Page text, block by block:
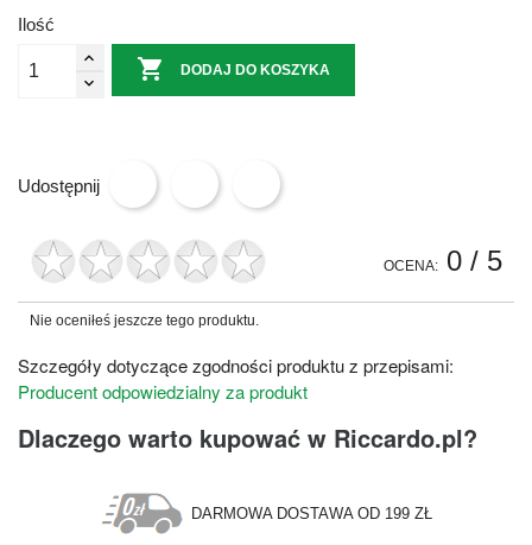
Ilość
 DODAJ DO KOSZYKA
Udostępnij
OCENA: 0 / 5
Nie oceniłeś jeszcze tego produktu.
Szczegóły dotyczące zgodności produktu z przepisami:
Producent odpowiedzialny za produkt
Dlaczego warto kupować w Riccardo.pl?
DARMOWA DOSTAWA OD 199 ZŁ